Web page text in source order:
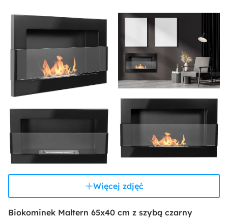
Więcej zdjęć
Biokominek Maltern 65x40 cm z szybą czarny